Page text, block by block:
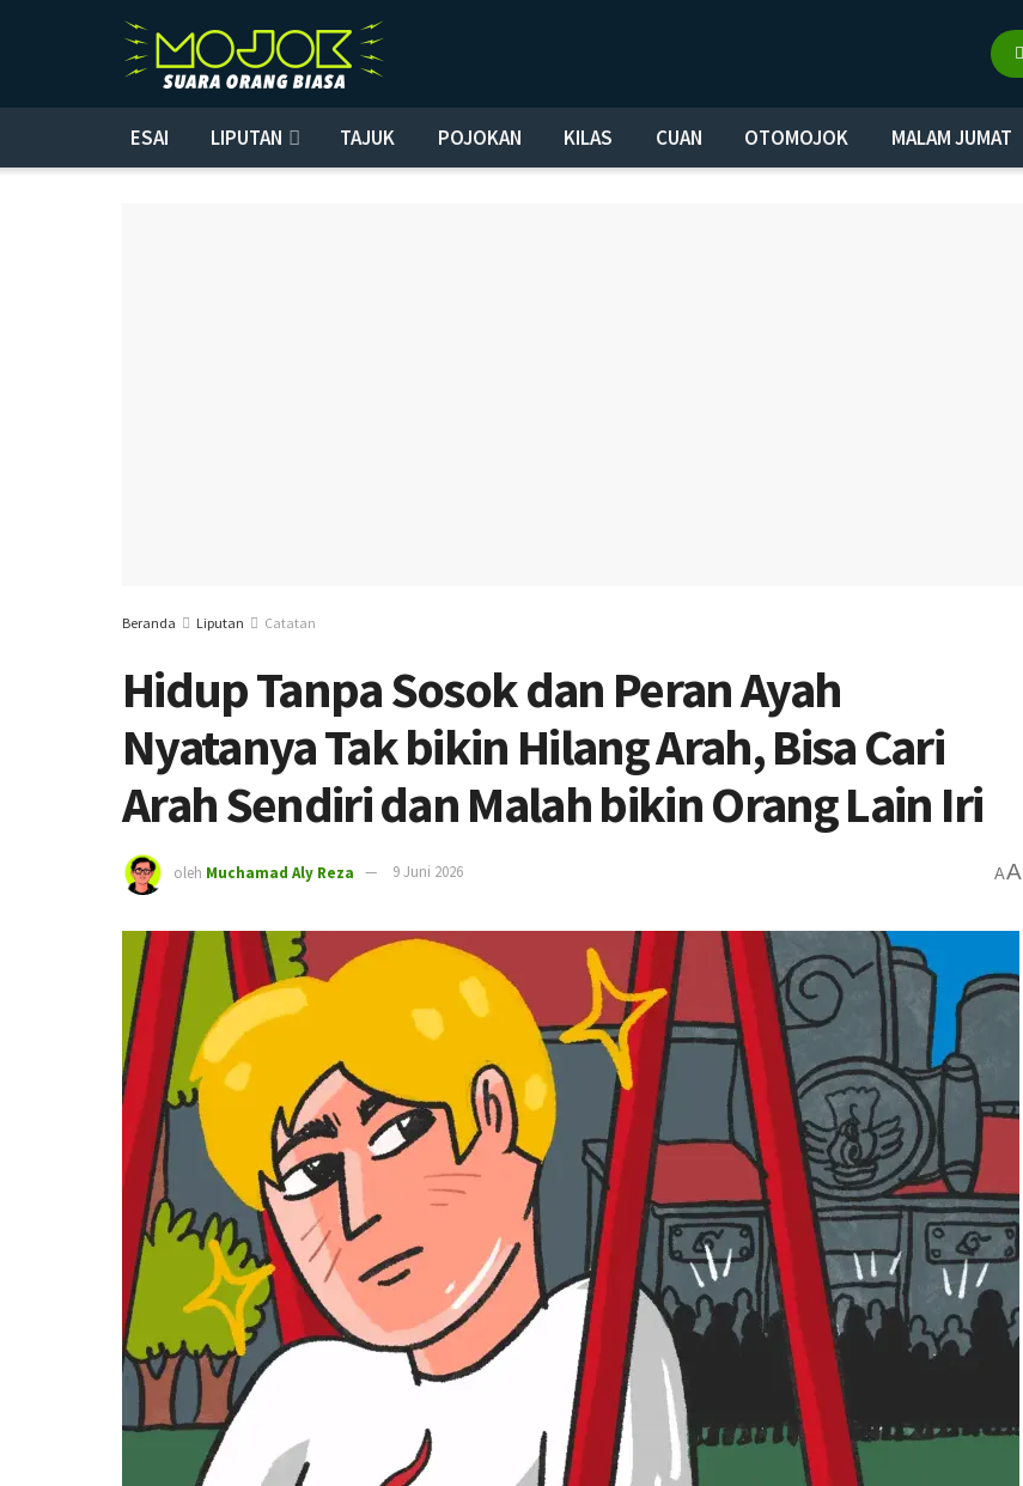
ESAI LIPUTAN TAJUK POJOKAN KILAS CUAN OTOMOJOK MALAM JUMAT
Beranda Liputan Catatan
Hidup Tanpa Sosok dan Peran Ayah
Nyatanya Tak bikin Hilang Arah, Bisa Cari
Arah Sendiri dan Malah bikin Orang Lain Iri
oleh Muchamad Aly Reza 9 Juni 2026 AA